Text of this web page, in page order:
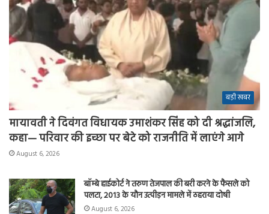
बड़ी खबर
मायावती ने दिवंगत विधायक उमाशंकर सिंह को दी श्रद्धांजलि,
कहा— परिवार की इच्छा पर बेटे को राजनीति में लाएंगे आगे
August 6, 2026
बॉम्बे हाईकोर्ट ने तरुण तेजपाल की बरी करने के फैसले को
पलटा, 2013 के यौन उत्पीड़न मामले में ठहराया दोषी
August 6, 2026